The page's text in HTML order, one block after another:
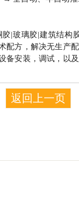
|玻璃胶|建筑结构
配方，解决无生产
备安装，调试，以
返回上一页